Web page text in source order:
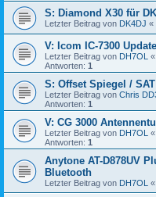
S: Diamond X30 für
Letzter Beitrag von DK4DJ «
V: Icom IC-7300
Letzter Beitrag von DH7OL «
Antworten: 1
S: Offset Spiegel /
Letzter Beitrag von Chris
Antworten: 1
V: CG 3000
Letzter Beitrag von DH7OL «
Antworten: 1
Anytone AT-D878UV
Bluetooth
Letzter Beitrag von DH7OL «